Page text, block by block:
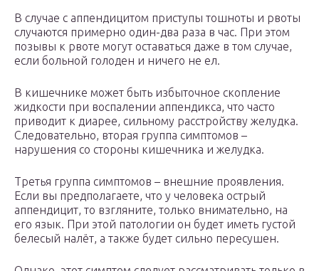
В случае с аппендицитом приступы тошноты и рвоты
случаются примерно один-два раза в час. При этом
позывы к рвоте могут оставаться даже в том случае,
если больной голоден и ничего не ел.
В кишечнике может быть избыточное скопление
жидкости при воспалении аппендикса, что часто
приводит к диарее, сильному расстройству желудка.
Следовательно, вторая группа симптомов –
нарушения со стороны кишечника и желудка.
Третья группа симптомов – внешние проявления.
Если вы предполагаете, что у человека острый
аппендицит, то взгляните, только внимательно, на
его язык. При этой патологии он будет иметь густой
белесый налёт, а также будет сильно пересушен.